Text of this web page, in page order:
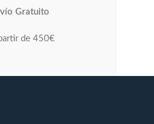
ver su
de ser
la imagen
o bien
Gratuito
de 450€